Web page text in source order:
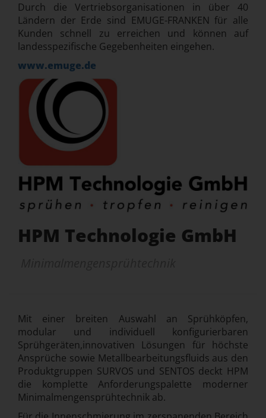
Durch die Vertriebsorganisationen in über 40
Ländern der Erde sind EMUGE-FRANKEN für alle
Kunden schnell zu erreichen und können auf
landesspezifische Gegebenheiten eingehen.
www.emuge.de
HPM Technologie GmbH
Mit einer breiten Auswahl an Sprühköpfen,
modular und individuell konfigurierbaren
Sprühgeräten,innovativen Lösungen für höchste
Ansprüche sowie Metallbearbeitungsfluids aus den
Produktgruppen SURVOS und SENTOS deckt HPM
die komplette Anforderungspalette moderner
Minimalmengensprühtechnik ab.